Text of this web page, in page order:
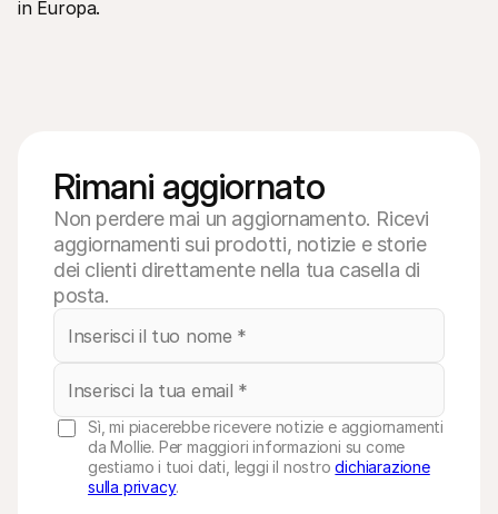
in Europa.
Rimani aggiornato
Non perdere mai un aggiornamento. Ricevi
aggiornamenti sui prodotti, notizie e storie
dei clienti direttamente nella tua casella di
posta.
Sì, mi piacerebbe ricevere notizie e aggiornamenti
da Mollie. Per maggiori informazioni su come
gestiamo i tuoi dati, leggi il nostrodichiarazione
sulla privacy.